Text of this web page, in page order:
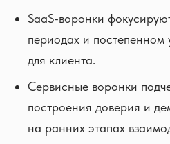
SaaS-воронки
периодах и постепенном
для клиента.
Сервисные воронки
построения доверия и
на ранних этапах